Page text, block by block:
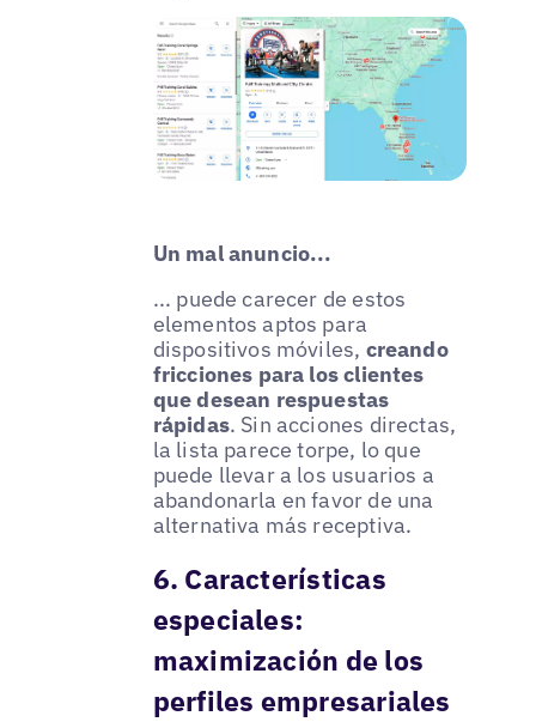
Un mal anuncio...
... puede carecer de estos
elementos aptos para
dispositivos móviles, creando
fricciones para los clientes
que desean respuestas
rápidas. Sin acciones directas,
la lista parece torpe, lo que
puede llevar a los usuarios a
abandonarla en favor de una
alternativa más receptiva.
6. Características
especiales:
maximización de los
perfiles empresariales